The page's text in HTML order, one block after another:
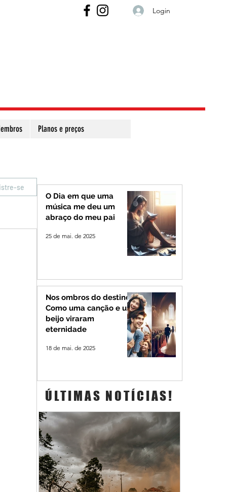
Login
Planos e preços
se
O Dia em que uma
música me deu um
abraço do meu pai
25 de mai. de 2025
Nos ombros do destino:
Como uma canção e um
beijo viraram
eternidade
18 de mai. de 2025
ÚLTIMAS NOTÍCIAS!